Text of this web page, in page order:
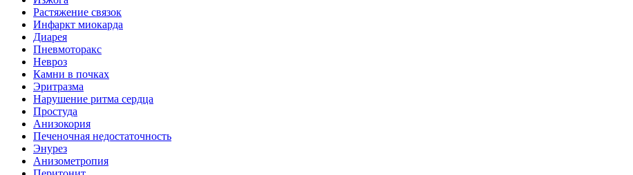
Растяжение связок
Инфаркт миокарда
Диарея
Пневмоторакс
Невроз
Камни в почках
Эритразма
Нарушение ритма сердца
Простуда
Анизокория
Печеночная недостаточность
Энурез
Анизометропия